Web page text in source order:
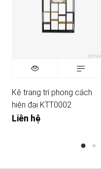
Kệ trang trí phong cách
hiện đại KTT0002
Liên hệ